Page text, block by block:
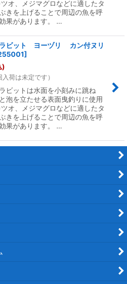
オ、メジマグロなどに適したタ
きを上げることで周辺の魚を呼
果があります。 …
ラビット ヨーヅリ カン付ヌリ
]
)
荷は未定です）
ビットは水面を小刻みに跳ね
泡を立たせる表面曳釣りに使用
オ、メジマグロなどに適したタ
きを上げることで周辺の魚を呼
果があります。 …